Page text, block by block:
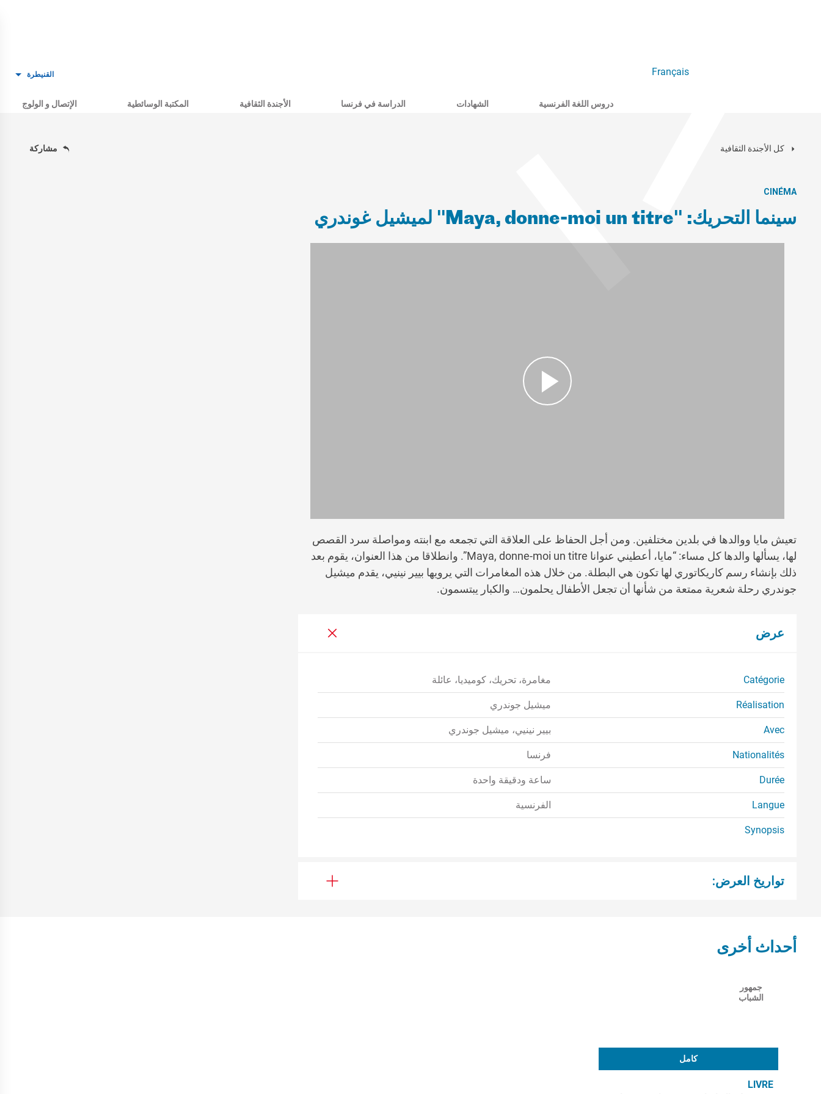
Français القنيطرة
دروس اللغة الفرنسية الشهادات الدراسة في فرنسا الأجندة الثقافية المكتبة الوسائطية الإتصال و الولوج
كل الأجندة الثقافية مشاركة
CINÉMA
سينما التحريك: "Maya, donne-moi un titre" لميشيل غوندري
تعيش مايا ووالدها في بلدين مختلفين. ومن أجل الحفاظ على العلاقة التي تجمعه مع ابنته ومواصلة سرد القصص
لها، يسألها والدها كل مساء: “مايا، أعطيني عنوانا Maya, donne-moi un titre”. وانطلاقا من هذا العنوان، يقوم بعد
ذلك بإنشاء رسم كاريكاتوري لها تكون هي البطلة. من خلال هذه المغامرات التي يرويها بيير نينيي، يقدم ميشيل
جوندري رحلة شعرية ممتعة من شأنها أن تجعل الأطفال يحلمون… والكبار يبتسمون.
عرض
Catégorie مغامرة، تحريك، كوميديا، عائلة
Réalisation ميشيل جوندري
Avec بيير نينيي، ميشيل جوندري
Nationalités فرنسا
Durée ساعة ودقيقة واحدة
Langue الفرنسية
Synopsis
تواريخ العرض:
أحداث أخرى
كامل
جمهور
الشباب
LIVRE